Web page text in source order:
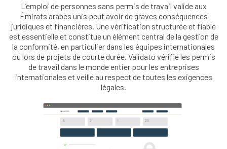
L’emploi de personnes sans permis de travail valide aux
Émirats arabes unis peut avoir de graves conséquences
juridiques et financières. Une vérification structurée et fiable
est essentielle et constitue un élément central de la gestion de
la conformité, en particulier dans les équipes internationales
ou lors de projets de courte durée. Validato vérifie les permis
de travail dans le monde entier pour les entreprises
internationales et veille au respect de toutes les exigences
légales.